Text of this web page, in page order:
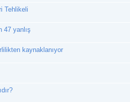
Tehlikeli
47 yanlış
kaynaklanıyor